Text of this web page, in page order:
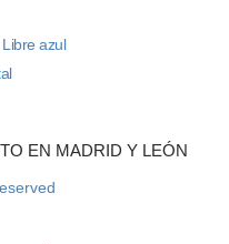
EN MADRID Y LEÓN